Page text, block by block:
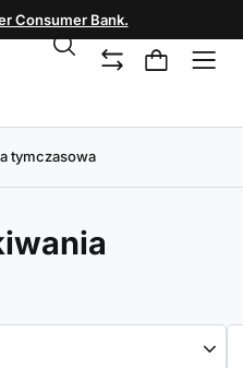
Consumer Bank.
tymczasowa